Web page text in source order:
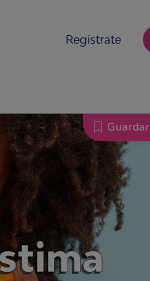
Registrate
Guardar